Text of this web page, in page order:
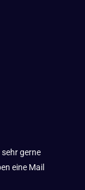
sehr gerne
eine Mail